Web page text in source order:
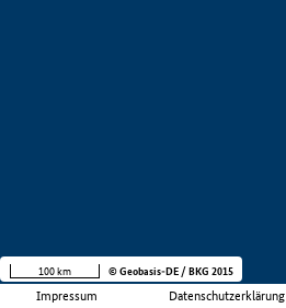
Impressum Datenschutzerklärung
100 km © Geobasis-DE / BKG 2015